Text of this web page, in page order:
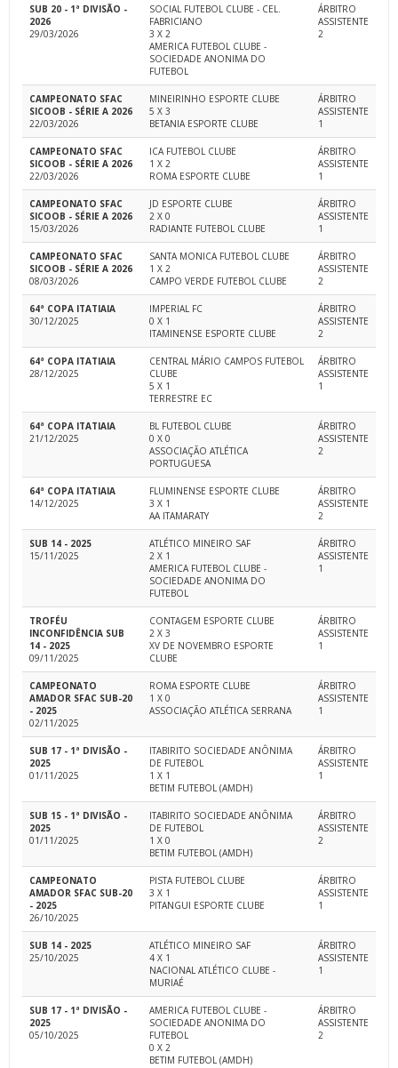
SUB 20 - 1ª DIVISÃO -
2026
29/03/2026
SOCIAL FUTEBOL CLUBE - CEL.
FABRICIANO
3 X 2
AMERICA FUTEBOL CLUBE -
SOCIEDADE ANONIMA DO
FUTEBOL
ÁRBITRO
ASSISTENTE
2
CAMPEONATO SFAC
SICOOB - SÉRIE A 2026
22/03/2026
MINEIRINHO ESPORTE CLUBE
5 X 3
BETANIA ESPORTE CLUBE
ÁRBITRO
ASSISTENTE
1
CAMPEONATO SFAC
SICOOB - SÉRIE A 2026
22/03/2026
ICA FUTEBOL CLUBE
1 X 2
ROMA ESPORTE CLUBE
ÁRBITRO
ASSISTENTE
1
CAMPEONATO SFAC
SICOOB - SÉRIE A 2026
15/03/2026
JD ESPORTE CLUBE
2 X 0
RADIANTE FUTEBOL CLUBE
ÁRBITRO
ASSISTENTE
1
CAMPEONATO SFAC
SICOOB - SÉRIE A 2026
08/03/2026
SANTA MONICA FUTEBOL CLUBE
1 X 2
CAMPO VERDE FUTEBOL CLUBE
ÁRBITRO
ASSISTENTE
2
64ª COPA ITATIAIA
30/12/2025
IMPERIAL FC
0 X 1
ITAMINENSE ESPORTE CLUBE
ÁRBITRO
ASSISTENTE
2
64ª COPA ITATIAIA
28/12/2025
CENTRAL MÁRIO CAMPOS FUTEBOL
CLUBE
5 X 1
TERRESTRE EC
ÁRBITRO
ASSISTENTE
1
64ª COPA ITATIAIA
21/12/2025
BL FUTEBOL CLUBE
0 X 0
ASSOCIAÇÃO ATLÉTICA
PORTUGUESA
ÁRBITRO
ASSISTENTE
2
64ª COPA ITATIAIA
14/12/2025
FLUMINENSE ESPORTE CLUBE
3 X 1
AA ITAMARATY
ÁRBITRO
ASSISTENTE
2
SUB 14 - 2025
15/11/2025
ATLÉTICO MINEIRO SAF
2 X 1
AMERICA FUTEBOL CLUBE -
SOCIEDADE ANONIMA DO
FUTEBOL
ÁRBITRO
ASSISTENTE
1
TROFÉU
INCONFIDÊNCIA SUB
14 - 2025
09/11/2025
CONTAGEM ESPORTE CLUBE
2 X 3
XV DE NOVEMBRO ESPORTE
CLUBE
ÁRBITRO
ASSISTENTE
1
CAMPEONATO
AMADOR SFAC SUB-20
- 2025
02/11/2025
ROMA ESPORTE CLUBE
1 X 0
ASSOCIAÇÃO ATLÉTICA SERRANA
ÁRBITRO
ASSISTENTE
1
SUB 17 - 1ª DIVISÃO -
2025
01/11/2025
ITABIRITO SOCIEDADE ANÔNIMA
DE FUTEBOL
1 X 1
BETIM FUTEBOL (AMDH)
ÁRBITRO
ASSISTENTE
1
SUB 15 - 1ª DIVISÃO -
2025
01/11/2025
ITABIRITO SOCIEDADE ANÔNIMA
DE FUTEBOL
1 X 0
BETIM FUTEBOL (AMDH)
ÁRBITRO
ASSISTENTE
2
CAMPEONATO
AMADOR SFAC SUB-20
- 2025
26/10/2025
PISTA FUTEBOL CLUBE
3 X 1
PITANGUI ESPORTE CLUBE
ÁRBITRO
ASSISTENTE
1
SUB 14 - 2025
25/10/2025
ATLÉTICO MINEIRO SAF
4 X 1
NACIONAL ATLÉTICO CLUBE -
MURIAÉ
ÁRBITRO
ASSISTENTE
1
SUB 17 - 1ª DIVISÃO -
2025
05/10/2025
AMERICA FUTEBOL CLUBE -
SOCIEDADE ANONIMA DO
FUTEBOL
0 X 2
BETIM FUTEBOL (AMDH)
ÁRBITRO
ASSISTENTE
2